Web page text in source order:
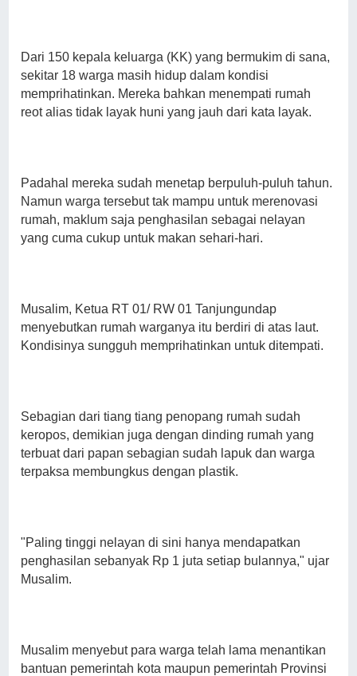
Dari 150 kepala keluarga (KK) yang bermukim di sana,
sekitar 18 warga masih hidup dalam kondisi
memprihatinkan. Mereka bahkan menempati rumah
reot alias tidak layak huni yang jauh dari kata layak.
Padahal mereka sudah menetap berpuluh-puluh tahun.
Namun warga tersebut tak mampu untuk merenovasi
rumah, maklum saja penghasilan sebagai nelayan
yang cuma cukup untuk makan sehari-hari.
Musalim, Ketua RT 01/ RW 01 Tanjungundap
menyebutkan rumah warganya itu berdiri di atas laut.
Kondisinya sungguh memprihatinkan untuk ditempati.
Sebagian dari tiang tiang penopang rumah sudah
keropos, demikian juga dengan dinding rumah yang
terbuat dari papan sebagian sudah lapuk dan warga
terpaksa membungkus dengan plastik.
"Paling tinggi nelayan di sini hanya mendapatkan
penghasilan sebanyak Rp 1 juta setiap bulannya," ujar
Musalim.
Musalim menyebut para warga telah lama menantikan
bantuan pemerintah kota maupun pemerintah Provinsi